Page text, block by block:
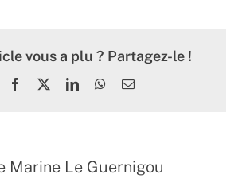
vous a plu ? Partagez-le !
Facebook LinkedInWhatsApp
Email
Marine Le Guernigou